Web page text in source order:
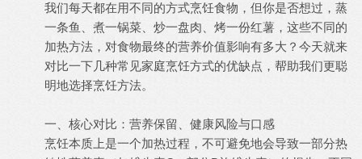
我们每天都在用不同的方式烹饪食物，但你是否想过，蒸
一条鱼、煮一锅菜、炒一盘肉、烤一份红薯，这些不同的
加热方法，对食物最终的营养价值影响有多大？今天就来
对比一下几种常见家庭烹饪方式的优缺点，帮助我们更聪
明地选择烹饪方法。
一、核心对比：营养保留、健康风险与口感
烹饪本质上是一个加热过程，不可避免地会导致一部分热